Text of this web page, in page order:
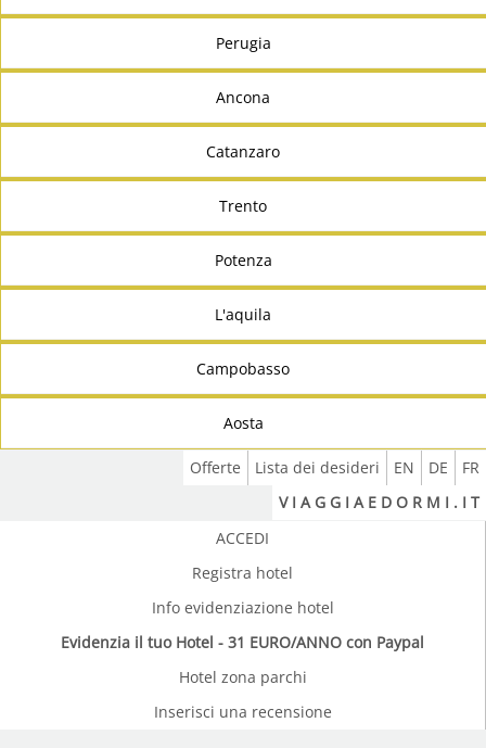
Perugia
Ancona
Catanzaro
Trento
Potenza
L'aquila
Campobasso
Aosta
FR
DE
EN
Lista dei desideri
Offerte
V I A G G I A E D O R M I . I T
ACCEDI
Registra hotel
Info evidenziazione hotel
Evidenzia il tuo Hotel - 31 EURO/ANNO con Paypal
Hotel zona parchi
Inserisci una recensione